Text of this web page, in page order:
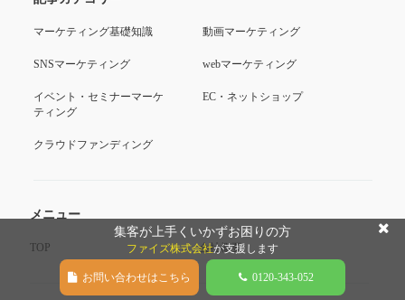
マーケティング基礎知識 動画マーケティング
SNSマーケティング webマーケティング
イベント・セミナーマーケ
ティング
EC・ネットショップ
クラウドファンディング
メニュー
TOP 会社概要
集客が上手くいかずお困りの方
ファイズ株式会社が支援します
お問い合わせはこちら 0120-343-052